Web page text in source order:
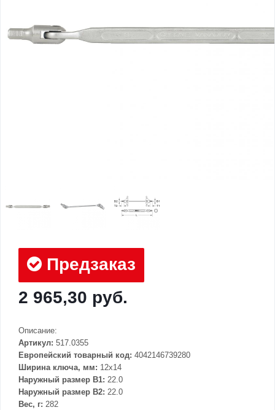
Предзаказ
2 965,30 руб.
Описание:
Артикул: 517.0355
Европейский товарный код: 4042146739280
Ширина ключа, мм: 12x14
Наружный размер В1: 22.0
Наружный размер В2: 22.0
Вес, г: 282